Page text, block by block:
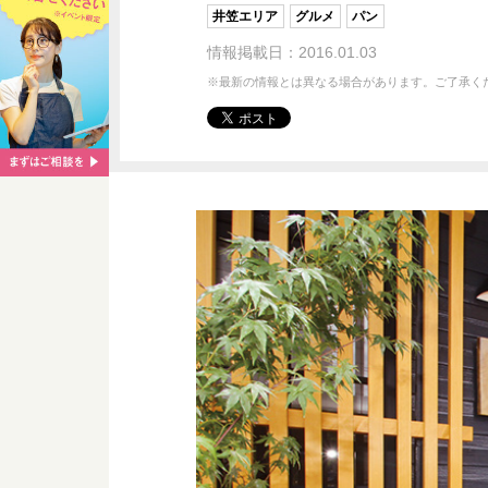
井笠エリア グルメ パン
情報掲載日：2016.01.03
※最新の情報とは異なる場合があります。ご了承く